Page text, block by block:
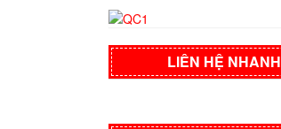
LIÊN HỆ NHANH